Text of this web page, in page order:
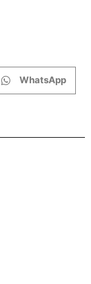
WhatsApp